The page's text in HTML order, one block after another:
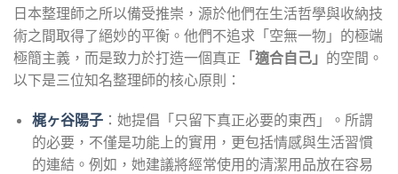
日本整理師之所以備受推崇，源於他們在生活哲學與收納技
術之間取得了絕妙的平衡。他們不追求「空無一物」的極端
極簡主義，而是致力於打造一個真正 「適合自己」 的空間。
以下是三位知名整理師的核心原則：
梶ヶ谷陽子：她提倡「只留下真正必要的東西」。所謂
的必要，不僅是功能上的實用，更包括情感與生活習慣
的連結。例如，她建議將經常使用的清潔用品放在容易